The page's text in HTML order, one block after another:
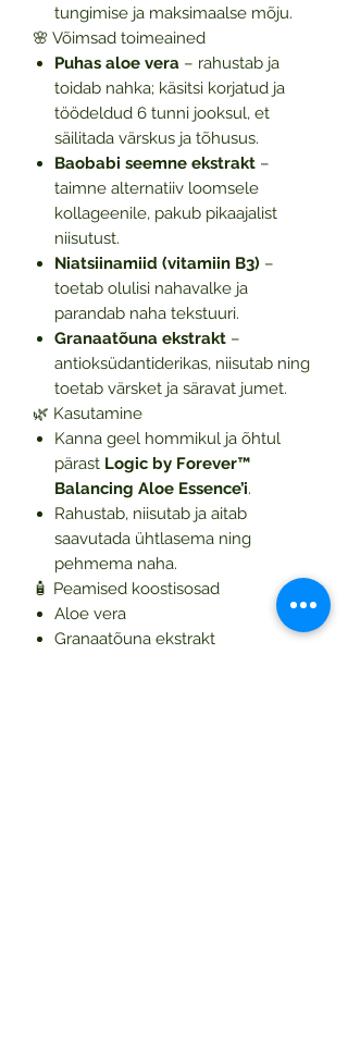
tungimise ja maksimaalse mõju.
🌸 Võimsad toimeained
Puhas aloe vera – rahustab ja
toidab nahka; käsitsi korjatud ja
töödeldud 6 tunni jooksul, et
säilitada värskus ja tõhusus.
Baobabi seemne ekstrakt –
taimne alternatiiv loomsele
kollageenile, pakub pikaajalist
niisutust.
Niatsiinamiid (vitamiin B3) –
toetab olulisi nahavalke ja
parandab naha tekstuuri.
Granaatõuna ekstrakt –
antioksüdantiderikas, niisutab ning
toetab värsket ja säravat jumet.
🌿 Kasutamine
Kanna geel hommikul ja õhtul
pärast Logic by Forever™
Balancing Aloe Essence’i.
Rahustab, niisutab ja aitab
saavutada ühtlasema ning
pehmema naha.
🧴 Peamised koostisosad
Aloe vera
Granaatõuna ekstrakt